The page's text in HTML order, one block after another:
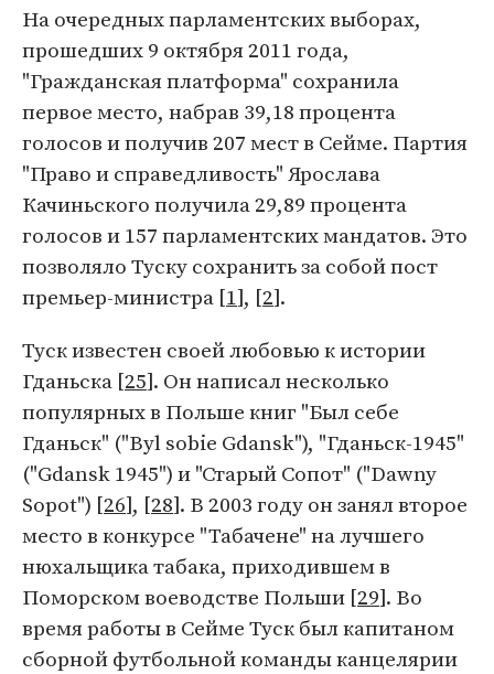
На очередных парламентских выборах,
прошедших 9 октября 2011 года,
"Гражданская платформа" сохранила
первое место, набрав 39,18 процента
голосов и получив 207 мест в Сейме. Партия
"Право и справедливость" Ярослава
Качиньского получила 29,89 процента
голосов и 157 парламентских мандатов. Это
позволяло Туску сохранить за собой пост
премьер-министра [1], [2].
Туск известен своей любовью к истории
Гданьска [25]. Он написал несколько
популярных в Польше книг "Был себе
Гданьск" ("Byl sobie Gdansk"), "Гданьск-1945"
("Gdansk 1945") и "Старый Сопот" ("Dawny
Sopot") [26], [28]. В 2003 году он занял второе
место в конкурсе "Табачене" на лучшего
нюхальщика табака, приходившем в
Поморском воеводстве Польши [29]. Во
время работы в Сейме Туск был капитаном
сборной футбольной команды канцелярии